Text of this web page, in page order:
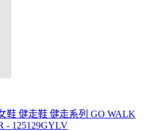
鞋 健走鞋 健走系列 GO WALK
- 125129GYLV